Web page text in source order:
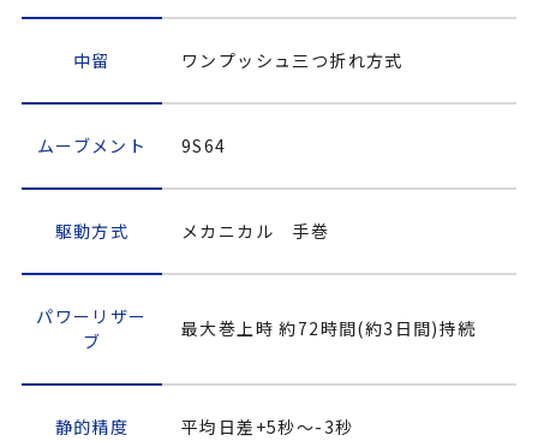
中留 ワンプッシュ三つ折れ方式
ムーブメント 9S64
駆動方式 メカニカル 手巻
パワーリザー
ブ
最大巻上時 約72時間(約3日間)持続
静的精度 平均日差+5秒～-3秒